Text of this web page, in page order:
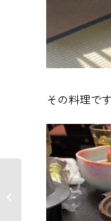
その料理で
アパート室内の原状
復に伴うリノベーシ
ン｜東京都...